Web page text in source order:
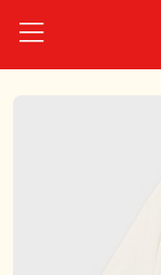
Startseite